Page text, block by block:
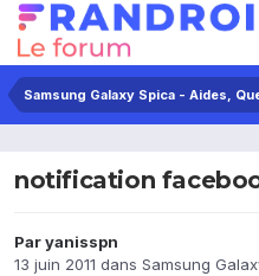
Samsung Galaxy Spica - Aides,
notification
Paryanisspn
13 juin 2011 dans Samsung